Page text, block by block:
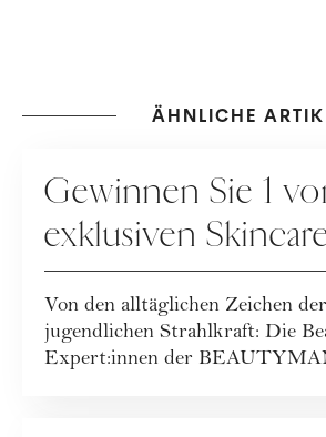
ÄHNLICHE
Gewinnen Sie 1
exklusiven
Packages der
Von den alltäglichen Zeichen
jugendlichen Strahlkraft: Die
Expert:innen der